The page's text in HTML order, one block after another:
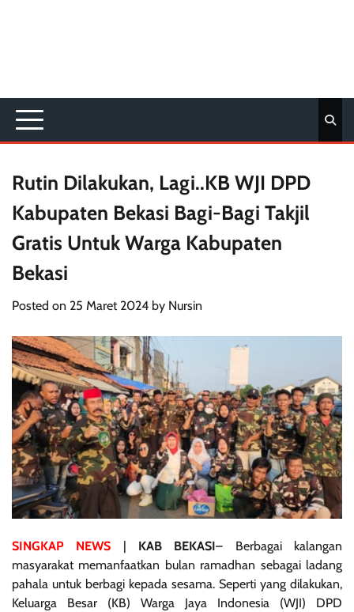
Rutin Dilakukan, Lagi..KB WJI DPD
Kabupaten Bekasi Bagi-Bagi Takjil
Gratis Untuk Warga Kabupaten
Bekasi
Posted on 25 Maret 2024 by Nursin
SINGKAP NEWS KAB BEKASI– Berbagai kalangan
masyarakat memanfaatkan bulan ramadhan sebagai ladang
pahala untuk berbagi kepada sesama. Seperti yang dilakukan,
Keluarga Besar (KB) Warga Jaya Indonesia (WJI) DPD